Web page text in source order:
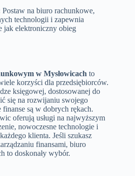
Postaw na biuro rachunkowe,
technologii i zapewnia
jak elektroniczny obieg
w Mysłowicach to
korzyści dla przedsiębiorców.
księgowej, dostosowanej do
się na rozwijaniu swojego
są w dobrych rękach.
oferują usługi na najwyższym
nowoczesne technologie i
klienta. Jeśli szukasz
finansami, biuro
to doskonały wybór.